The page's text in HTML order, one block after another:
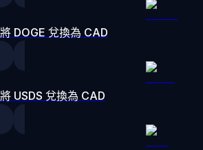
將 DOGE 兌換為 CAD
將 USDS 兌換為 CAD